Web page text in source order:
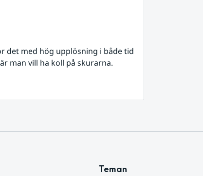
det med hög upplösning i både tid
man vill ha koll på skurarna.
Teman